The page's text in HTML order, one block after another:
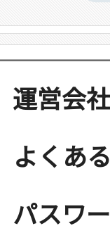
運営会社
よくあ
パスワ